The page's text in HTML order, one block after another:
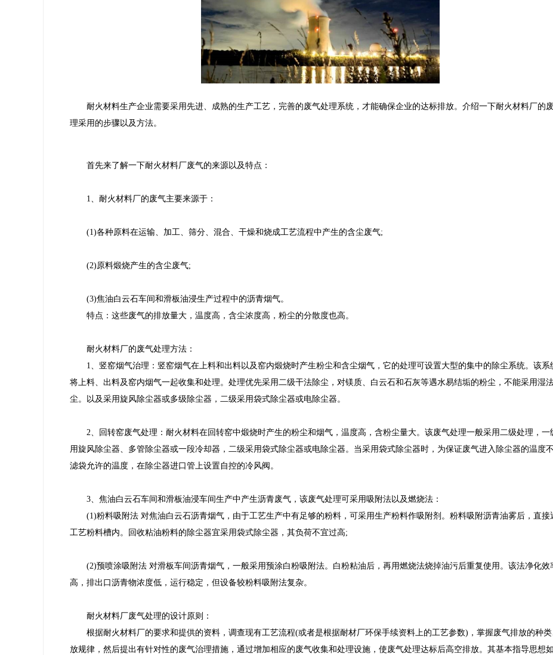
耐火材料生产企业需要采用先进、成熟的生产工艺，完善的废气处理系统，才能确保企业的达标排放。介绍一下耐火材料厂的
理采用的步骤以及方法。
首先来了解一下耐火材料厂废气的来源以及特点：
1、耐火材料厂的废气主要来源于：
(1)各种原料在运输、加工、筛分、混合、干燥和烧成工艺流程中产生的含尘废气;
(2)原料煅烧产生的含尘废气;
(3)焦油白云石车间和滑板油浸生产过程中的沥青烟气。
特点：这些废气的排放量大，温度高，含尘浓度高，粉尘的分散度也高。
耐火材料厂的废气处理方法：
1、竖窑烟气治理：竖窑烟气在上料和出料以及窑内煅烧时产生粉尘和含尘烟气，它的处理可设置大型的集中的除尘系统。该系
将上料、出料及窑内烟气一起收集和处理。处理优先采用二级干法除尘，对镁质、白云石和石灰等遇水易结垢的粉尘，不能采用湿
尘。以及采用旋风除尘器或多级除尘器，二级采用袋式除尘器或电除尘器。
2、回转窑废气处理：耐火材料在回转窑中煅烧时产生的粉尘和烟气，温度高，含粉尘量大。该废气处理一般采用二级处理，一
用旋风除尘器、多管除尘器或一段冷却器，二级采用袋式除尘器或电除尘器。当采用袋式除尘器时，为保证废气进入除尘器的温度
滤袋允许的温度，在除尘器进口管上设置自控的冷风阀。
3、焦油白云石车间和滑板油浸车间生产中产生沥青废气，该废气处理可采用吸附法以及燃烧法：
(1)粉料吸附法 对焦油白云石沥青烟气，由于工艺生产中有足够的粉料，可采用生产粉料作吸附剂。粉料吸附沥青油雾后，直接
工艺粉料槽内。回收粘油粉料的除尘器宜采用袋式除尘器，其负荷不宜过高;
(2)预喷涂吸附法 对滑板车间沥青烟气，一般采用预涂白粉吸附法。白粉粘油后，再用燃烧法烧掉油污后重复使用。该法净化效
高，排出口沥青物浓度低，运行稳定，但设备较粉料吸附法复杂。
耐火材料厂废气处理的设计原则：
根据耐火材料厂的要求和提供的资料，调查现有工艺流程(或者是根据耐材厂环保手续资料上的工艺参数)，掌握废气排放的种
放规律，然后提出有针对性的废气治理措施，通过增加相应的废气收集和处理设施，使废气处理达标后高空排放。其基本指导思想如